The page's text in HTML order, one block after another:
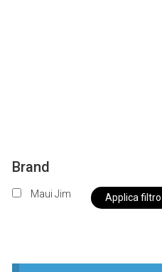
Brand
Maui Jim Applica filtro